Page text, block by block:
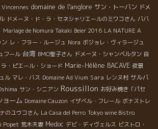
Vincennes domaine de l'anglore サン・トーバン ドメ
ドメーヌ・ド・ラ・セネシャリエールのミワコさん ババ
Mariage de Nomura Takaki Beier 2016 LA NATURE A
レ・フラー・ルージュ Nora ボジョレ・ヴィラージュ
フール 台湾 BMO聖子さん ドメーヌ・シャンベルタン 自
ラ・ピエール・ショード Marie-Hélène BACAVE 夜景
ル マレ・バス Domaine Ad Vium Sara レンヌ村 サルバ
サン・シニアン Roussillon お好み焼き「パセ
ョーム Domaine Cauzon イザベル・フレール ボナストレ
のユウコさん La Casa del Perro Tokyo wine Bistro
Popet 荒木夫妻 Medoc デビ・ディヴェルス ビストロ・